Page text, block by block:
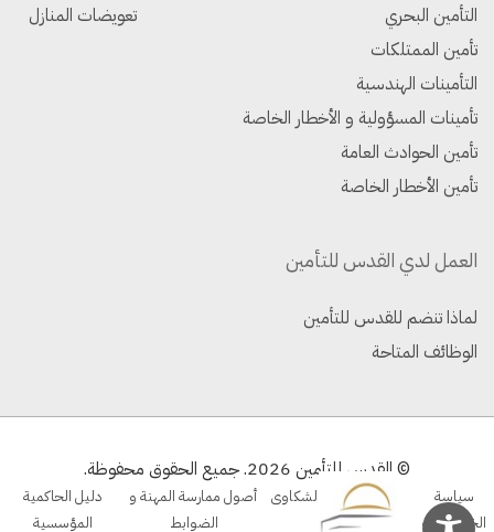
التأمين البحري
تأمين الممتلكات
التأمينات الهندسية
تأمينات المسؤولية و الأخطار الخاصة
تأمين الحوادث العامة
تأمين الأخطار الخاصة
تعويضات المنازل
العمل لدي القدس للتأمين
لماذا تنضم للقدس للتأمين
الوظائف المتاحة
© القدس للتأمين 2026. جميع الحقوق محفوظة.
سياسة
الخصوصية
سياسة
الاستخدام
الشكاوى
أصول ممارسة المهنة و
الضوابط
دليل الحاكمية
المؤسسية